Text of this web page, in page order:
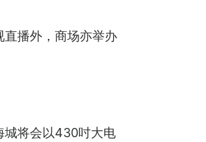
播外，商场亦举办
城将会以430吋大电